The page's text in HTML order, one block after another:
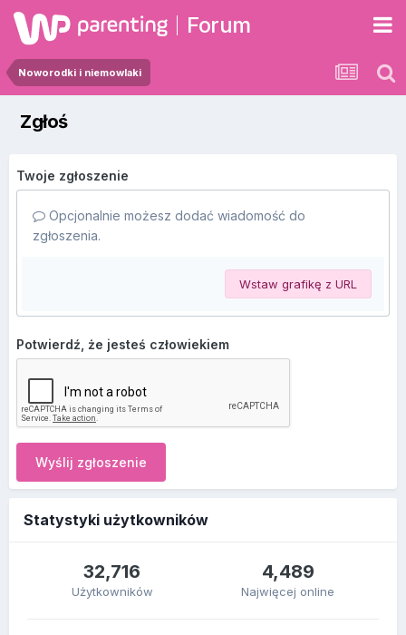
Forum
Noworodki i niemowlaki
Zgłoś
Twoje zgłoszenie
Opcjonalnie możesz dodać wiadomość do
zgłoszenia.
Wstaw grafikę z URL
Potwierdź, że jesteś człowiekiem
Wyślij zgłoszenie
Statystyki użytkowników
32,716
Użytkowników
4,489
Najwięcej online